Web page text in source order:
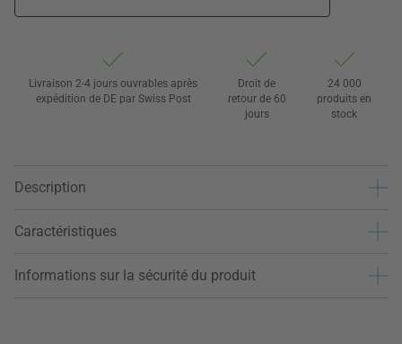
Livraison 2-4 jours ouvrables après
expédition de DE par Swiss Post
Droit de
retour de 60
jours
24 000
produits en
stock
Description
Caractéristiques
Informations sur la sécurité du produit